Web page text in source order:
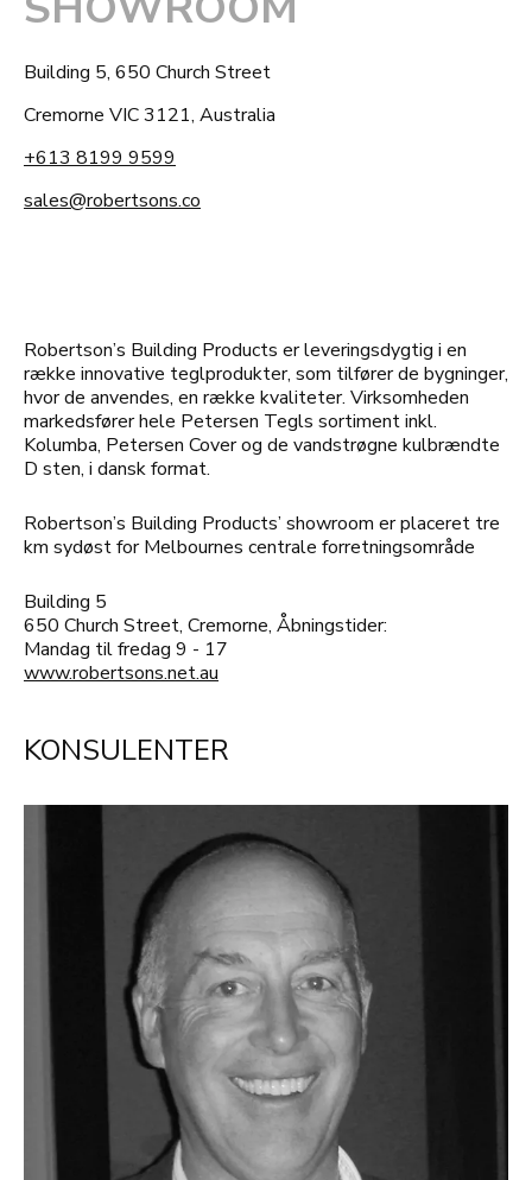
Building 5, 650 Church Street
Cremorne VIC 3121, Australia
+613 8199 9599
sales@robertsons.co
Robertson’s Building Products er leveringsdygtig i en
række innovative teglprodukter, som tilfører de bygninger,
hvor de anvendes, en række kvaliteter. Virksomheden
markedsfører hele Petersen Tegls sortiment inkl.
Kolumba, Petersen Cover og de vandstrøgne kulbrændte
D sten, i dansk format.
Robertson’s Building Products’ showroom er placeret tre
km sydøst for Melbournes centrale forretningsområde
Building 5
650 Church Street, Cremorne, Åbningstider:
Mandag til fredag 9 - 17
www.robertsons.net.au
KONSULENTER